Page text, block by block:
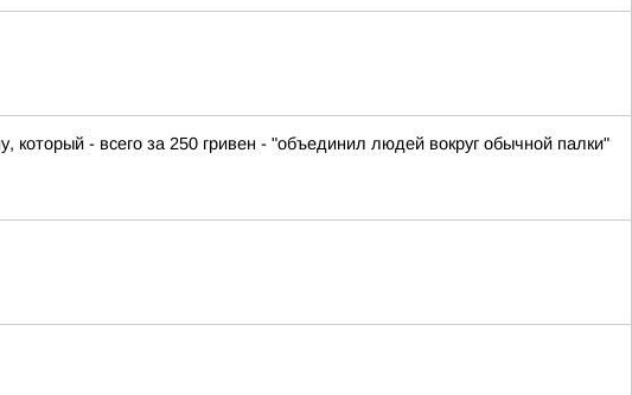
- всего за 250 гривен - "объединил людей вокруг обычной палки"